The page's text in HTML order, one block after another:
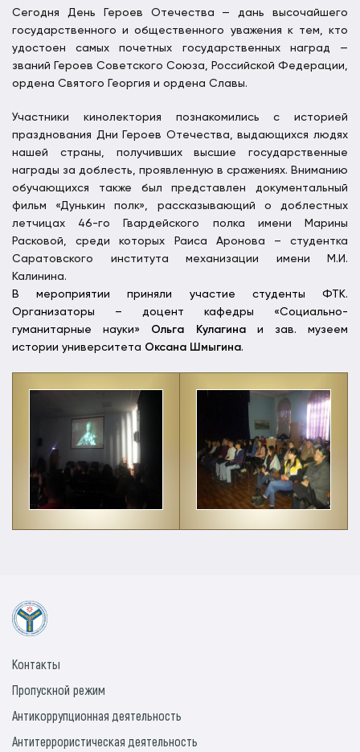
Сегодня День Героев Отечества — дань высочайшего
государственного и общественного уважения к тем, кто
удостоен самых почетных государственных наград —
званий Героев Советского Союза, Российской Федерации,
ордена Святого Георгия и ордена Славы.
Участники кинолектория познакомились с историей
празднования Дни Героев Отечества, выдающихся людях
нашей страны, получивших высшие государственные
награды за доблесть, проявленную в сражениях. Вниманию
обучающихся также был представлен документальный
фильм «Дунькин полк», рассказывающий о доблестных
летчицах 46-го Гвардейского полка имени Марины
Расковой, среди которых Раиса Аронова – студентка
Саратовского института механизации имени М.И.
Калинина.
В мероприятии приняли участие студенты ФТК.
Организаторы – доцент кафедры «Социально-
гуманитарные науки» Ольга Кулагинаи зав. музеем
истории университета Оксана Шмыгина.
Контакты
Пропускной режим
Антикоррупционная деятельность
Антитеррористическая деятельность